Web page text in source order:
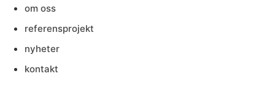
om oss
referensprojekt
nyheter
kontakt